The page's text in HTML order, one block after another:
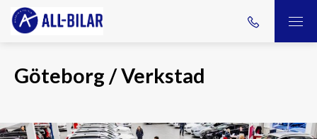
Göteborg / Verkstad